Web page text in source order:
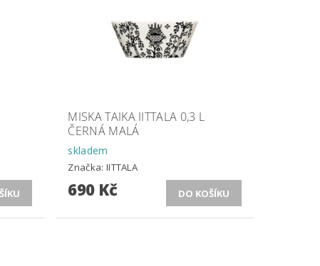
MISKA TAIKA IITTALA 0,3 L
ČERNÁ MALÁ
skladem
Značka: IITTALA
690 Kč